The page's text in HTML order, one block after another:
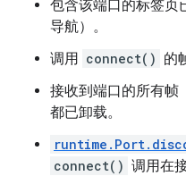
包含该端口的标签页
导航）。
调用 connect() 的
接收到端口的所有帧
都已卸载。
connect() 调用在